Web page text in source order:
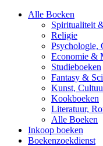
Alle Boeken
Spiritualiteit
Religie
Psychologie,
Economie &
Studieboeken
Fantasy &
Kunst,
Kookboeken
Literatuur,
Alle Boeken
Inkoop boeken
Boekenzoekdienst